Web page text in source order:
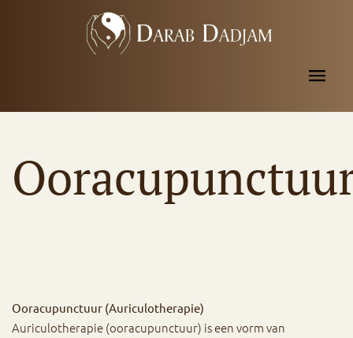
Ooracupunctuur (Auriculotherapie)
Auriculotherapie (ooracupunctuur) is een vorm van